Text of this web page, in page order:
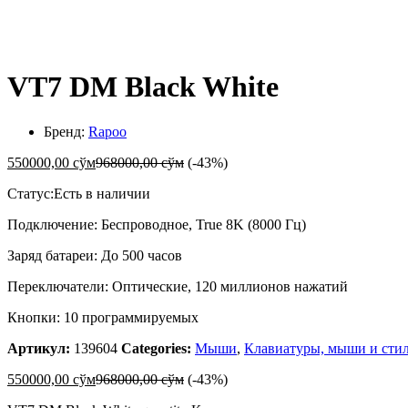
VT7 DM Black White
Бренд: Rapoo
550000,00 сўм968000,00сўм (-43%)
Статус:Есть в наличии
Подключение: Беспроводное, True 8K (8000 Гц)
Заряд батареи: До 500 часов
Переключатели: Оптические, 120 миллионов нажатий
Кнопки: 10 программируемых
Артикул: 139604 Categories: Мыши, Клавиатуры, мыши и
550000,00 сўм968000,00сўм (-43%)